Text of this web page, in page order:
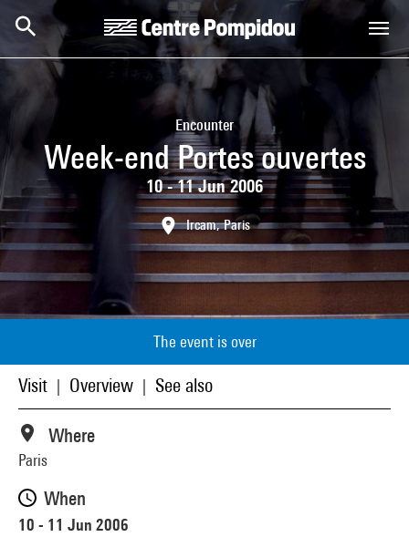
Skip to main content
Centre Pompidou
Encounter
Week-end Portes ouvertes
10 - 11 Jun 2006
Ircam, Paris
The event is over
Visit Overview See also
Where
Paris
When
10 - 11 Jun 2006